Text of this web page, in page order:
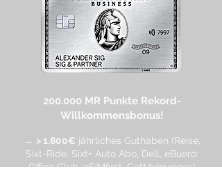
200.000 MR Punkte Rekord-
Willkommensbonus!
→ > 1.800€ jährliches Guthaben (Reise,
Sixt-Ride, Sixt+ Auto Abo, Dell, eBuero:
Office Club, eSIMfirst, GetMyInvoices)